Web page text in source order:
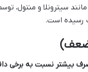
سیترونلا و منتول،
رسیده است.
ضعف)
بیشتر نسبت به برخی